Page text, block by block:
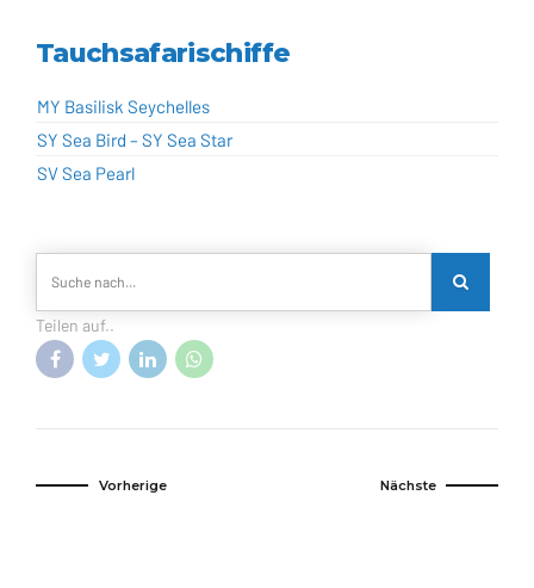
Tauchsafarischiffe
MY Basilisk Seychelles
SY Sea Bird – SY Sea Star
SV Sea Pearl
Teilen auf..
Vorherige Nächste